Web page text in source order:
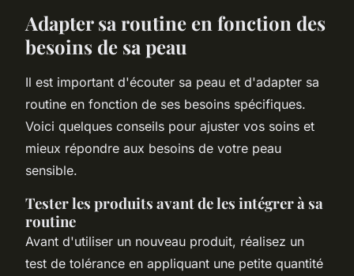
Adapter sa routine en fonction des
besoins de sa peau
Il est important d'écouter sa peau et d'adapter sa
routine en fonction de ses besoins spécifiques.
Voici quelques conseils pour ajuster vos soins et
mieux répondre aux besoins de votre peau
sensible.
Tester les produits avant de les intégrer à sa
routine
Avant d'utiliser un nouveau produit, réalisez un
test de tolérance en appliquant une petite quantité